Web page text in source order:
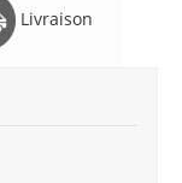
Livraison